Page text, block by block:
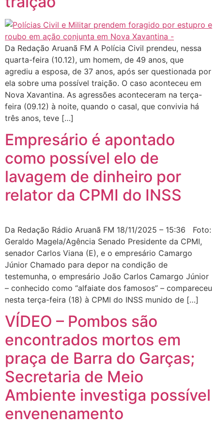
Da Redação Aruanã FM A Polícia Civil prendeu, nessa
quarta-feira (10.12), um homem, de 49 anos, que
agrediu a esposa, de 37 anos, após ser questionada por
ela sobre uma possível traição. O caso aconteceu em
Nova Xavantina. As agressões aconteceram na terça-
feira (09.12) à noite, quando o casal, que convivia há
três anos, teve […]
Empresário é apontado
como possível elo de
lavagem de dinheiro por
relator da CPMI do INSS
Da Redação Rádio Aruanã FM 18/11/2025 – 15:36 Foto:
Geraldo Magela/Agência Senado Presidente da CPMI,
senador Carlos Viana (E), e o empresário Camargo
Júnior Chamado para depor na condição de
testemunha, o empresário João Carlos Camargo Júnior
– conhecido como “alfaiate dos famosos” – compareceu
nesta terça-feira (18) à CPMI do INSS munido de […]
VÍDEO – Pombos são
encontrados mortos em
praça de Barra do Garças;
Secretaria de Meio
Ambiente investiga possível
envenenamento